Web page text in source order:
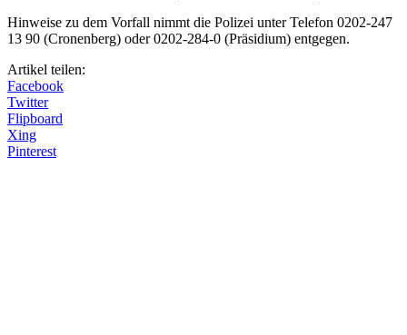
Hinweise zu dem Vorfall nimmt die Polizei unter Telefon 0202-247
13 90 (Cronenberg) oder 0202-284-0 (Präsidium) entgegen.
Artikel teilen:
Facebook
Twitter
Flipboard
Xing
Pinterest